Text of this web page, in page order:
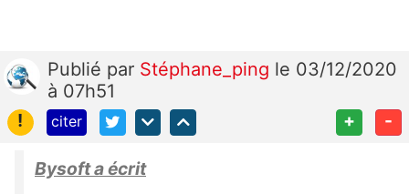
Publié par Stéphane_ping le 03/12/2020
à 07h51
!
citer + -
Bysoft a écrit